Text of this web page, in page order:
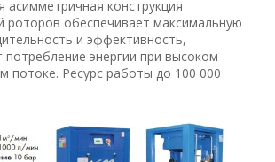
асимметричная конструкция
роторов обеспечивает максимальную
и эффективность,
потребление энергии при высоком
потоке. Ресурс работы до 100 000